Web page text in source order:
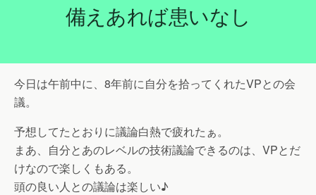
備えあれば患いなし
今日は午前中に、8年前に自分を拾ってくれたVPとの会
議。
予想してたとおりに議論白熱で疲れたぁ。
まあ、自分とあのレベルの技術議論できるのは、VPとだ
けなので楽しくもある。
頭の良い人との議論は楽しい♪